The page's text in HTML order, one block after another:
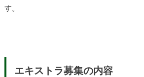
す。
エキストラ募集の内容